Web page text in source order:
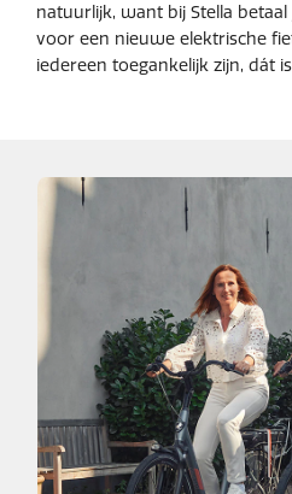
natuurlijk, want bij Stella
voor een nieuwe elektrische
iedereen toegankelijk zijn, dát